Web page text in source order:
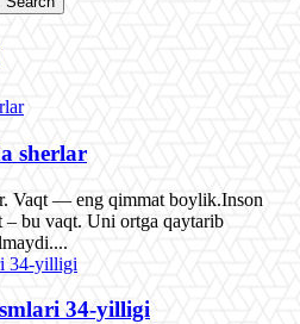
sherlar
Vaqt — eng qimmat boylik.Inson
– bu vaqt. Uni ortga qaytarib
34-yilligi